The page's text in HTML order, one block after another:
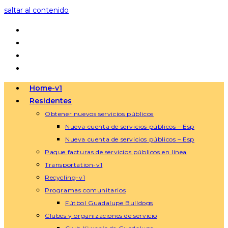
saltar al contenido
Home-v1
Residentes
Obtener nuevos servicios públicos
Nueva cuenta de servicios públicos – Esp
Nueva cuenta de servicios públicos – Esp
Pague facturas de servicios públicos en línea
Transportation-v1
Recycling-v1
Programas comunitarios
Fútbol Guadalupe Bulldogs
Clubes y organizaciones de servicio